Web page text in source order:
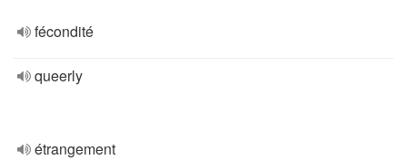
fécondité
queerly
étrangement